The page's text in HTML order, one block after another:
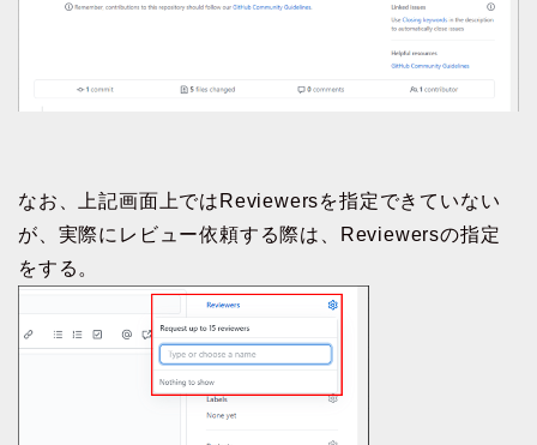
なお、上記画面上ではReviewersを指定できていない
が、実際にレビュー依頼する際は、Reviewersの指定
をする。